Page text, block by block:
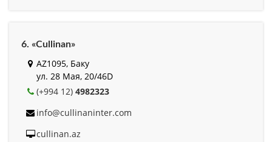
6. «Cullinan»
AZ1095, Баку
ул. 28 Мая, 20/46D
(+994 12) 4982323
info@cullinaninter.com
cullinan.az